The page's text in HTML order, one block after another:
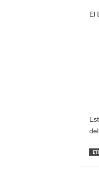
El